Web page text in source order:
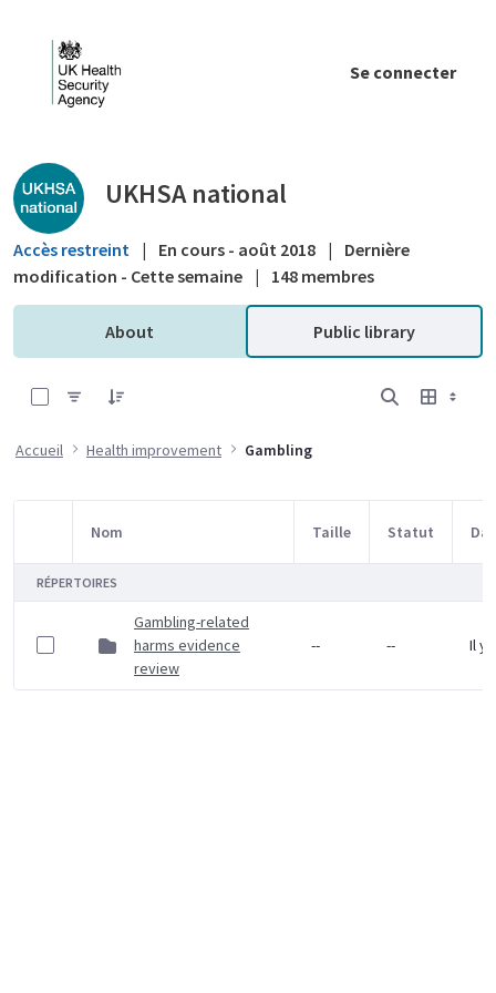
Se connecter
Public library - UKHSA national
UKHSA national
Accès restreint | En cours - août 2018 |
Dernière
modification - Cette semaine | 148 membres
About Public library
Accueil Health improvement Gambling
Sélection d'article
Nom Taille Statut
RÉPERTOIRES
Gambling-related
harms evidence
review
-- -- Il y